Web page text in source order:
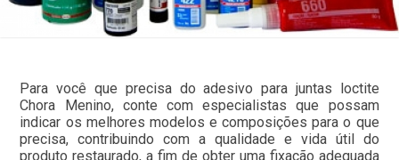
Para você que precisa do adesivo para juntas loctite
Chora Menino, conte com especialistas que possam
indicar os melhores modelos e composições para o que
precisa, contribuindo com a qualidade e vida útil do
produto restaurado, a fim de obter uma fixação adequada